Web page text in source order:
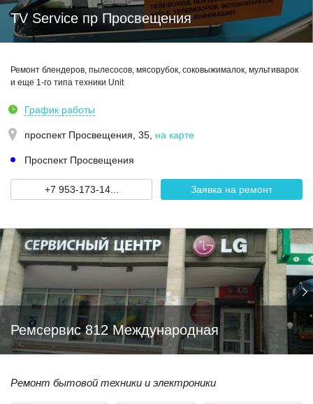
TV Service пр Просвещения
Ремонт блендеров, пылесосов, мясорубок, соковыжималок, мультиварок
и еще 1-го типа техники Unit
График работы
проспект Просвещения, 35 на карте
Проспект Просвещения
+7 953-173-14... Заявка на ремонт
Ремсервис 812 Международная
Ремонт бытовой техники и электроники